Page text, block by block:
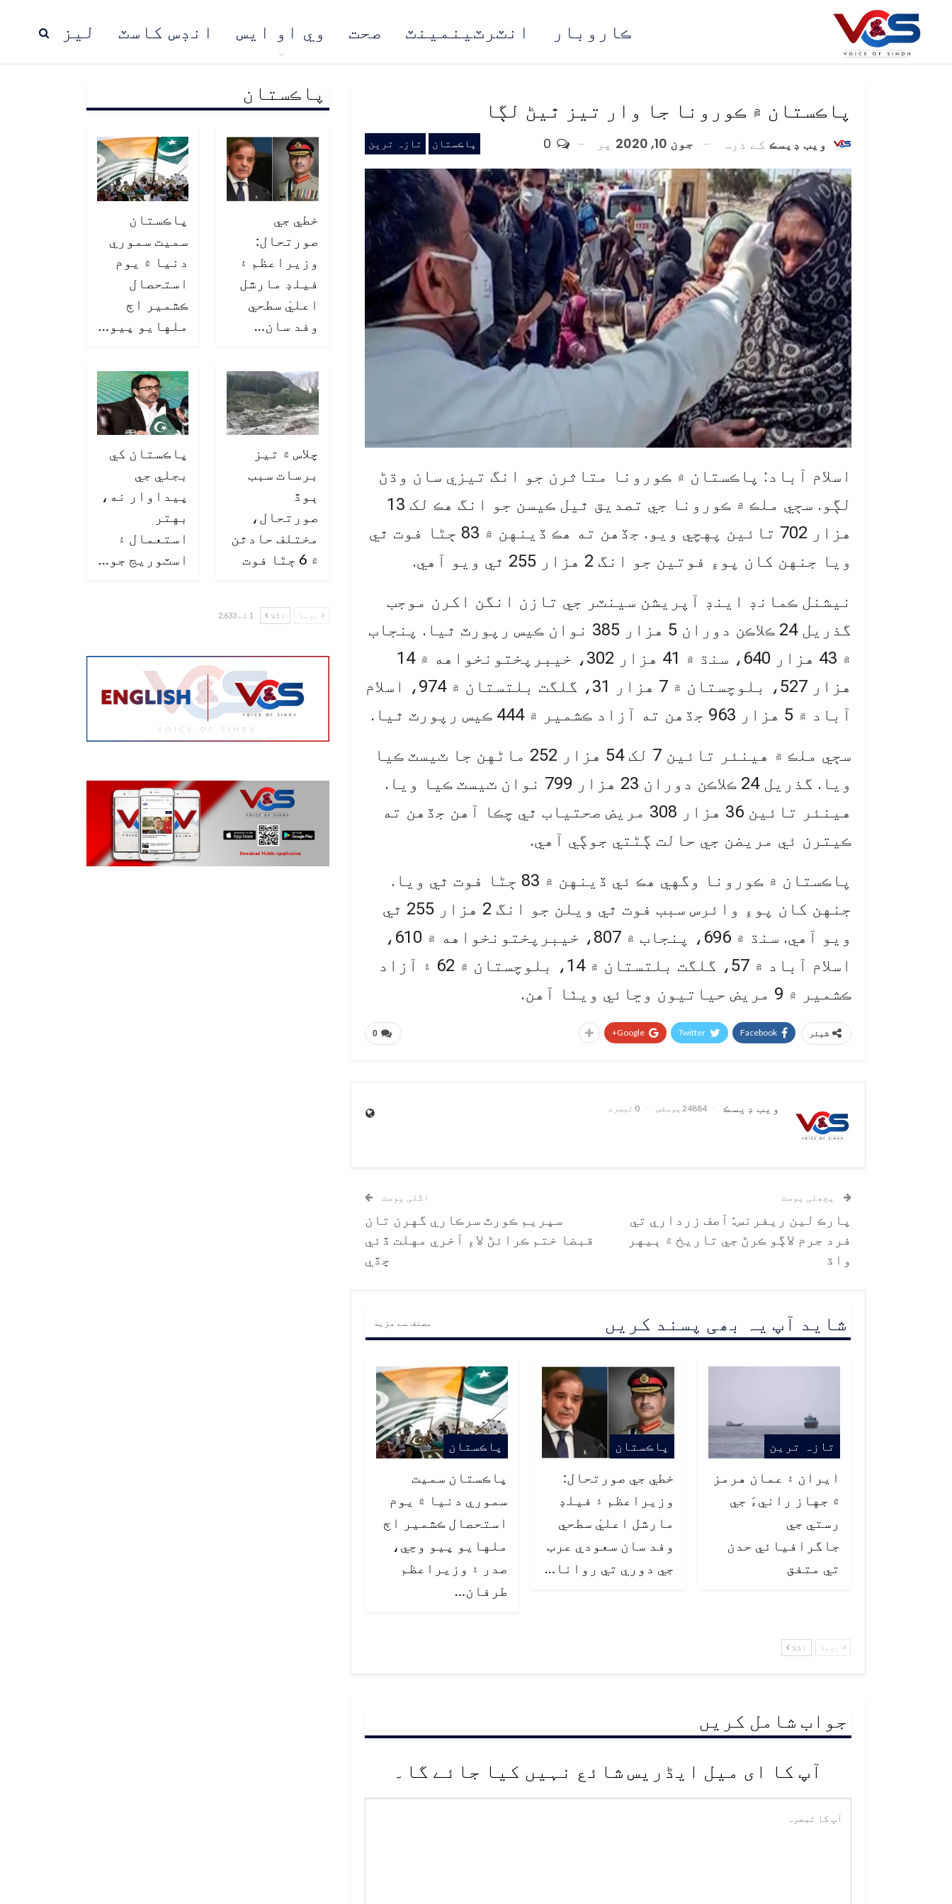
ليز انڊس کاسٽ وي او ايس صحت انٽرٽينمينٽ ڪاروبار
پاڪستان مُنڍ
پاڪستان ۾ ڪورونا جا وار تيز ٿيڻ لڳا
پاڪستان تازہ ترین ويب ڊيسڪ کے ذریعہ جون 10, 2020 پر
اسلام آباد: پاڪستان ۾ ڪورونا متاثرن جو انگ تيزي سان وڌڻ
لڳو. سڄي ملڪ ۾ ڪورونا جي تصديق ٿيل ڪيسن جو انگ هڪ لک 13
هزار 702 تائين پهچي ويو. جڏهن ته هڪ ڏينهن ۾ 83 ڄڻا فوت ٿي
ويا جنهن کان پوءِ فوتين جو انگ 2 هزار 255 ٿي ويو آهي.
نيشنل ڪمانڊ اينڊ آپريشن سينٽر جي تازن انگن اکرن موجب
گذريل 24 ڪلاڪن دوران 5 هزار 385 نوان ڪيس رپورٽ ٿيا. پنجاب
۾ 43 هزار 640، سنڌ ۾ 41 هزار 302، خيبرپختونخواهه ۾ 14
هزار 527، بلوچستان ۾ 7 هزار 31، گلگت بلتستان ۾ 974، اسلام
آباد ۾ 5 هزار 963 جڏهن ته آزاد ڪشمير ۾ 444 ڪيس رپورٽ ٿيا.
سڄي ملڪ ۾ هينئر تائين 7 لک 54 هزار 252 ماڻهن جا ٽيسٽ ڪيا
ويا. گذريل 24 ڪلاڪن دوران 23 هزار 799 نوان ٽيسٽ ڪيا ويا.
هينئر تائين 36 هزار 308 مريض صحتياب ٿي چڪا آهن جڏهن ته
ڪيترن ئي مريضن جي حالت ڳڻتي جوڳي آهي.
پاڪستان ۾ ڪورونا وگهي هڪ ئي ڏينهن ۾ 83 ڄڻا فوت ٿي ويا.
جنهن کان پوءِ وائرس سبب فوت ٿي ويلن جو انگ 2 هزار 255 ٿي
ويو آهي. سنڌ ۾ 696، پنجاب ۾ 807، خيبرپختونخواهه ۾ 610،
اسلام آباد ۾ 57، گلگت بلتستان ۾ 14، بلوچستان ۾ 62 ۽ آزاد
ڪشمير ۾ 9 مريض حياتيون وڃائي ويٺا آهن.
0 شیئر Facebook
Twitter
Google+
ويب ڊيسڪ 24884 پوسٹس 0 تبصرے
پچھلی پوسٹ
پارڪ لين ريفرنس: آصف زرداري تي
فرد جرم لاڳو ڪرڻ جي تاريخ ۾ ٻيهر
واڌ
اگلی پوسٹ
سپريم ڪورٽ سرڪاري گهرن تان
قبضا ختم ڪرائڻ لاءِ آخري مهلت ڏئي
ڇڏي
شاید آپ یہ بھی پسند کریں مصنف سے مزید
تازہ ترین
ايران ۽ عمان هرمز
۾ جهاز رانيءَ جي
رستي جي
جاگرافيائي حدن
تي متفق
پاڪستان
خطي جي صورتحال:
وزيراعظم ۽ فيلڊ
مارشل اعليٰ سطحي
وفد سان سعودي عرب
جي دوري تي روانا…
پاڪستان
پاڪستان سميت
سموري دنيا ۾ يوم
استحصال ڪشمير اڄ
ملهايو پيو وڃي،
صدر ۽ وزيراعظم
طرفان…
پچھلا اگلا
جواب شامل کریں
آپ کا ای میل ایڈریس شائع نہیں کیا جائے گا۔
پاڪستان
خطي جي
صورتحال:
وزيراعظم ۽
فيلڊ مارشل
اعليٰ سطحي
وفد سان…
پاڪستان
سميت سموري
دنيا ۾ يوم
استحصال
ڪشمير اڄ
ملهايو پيو…
چلاس ۾ تيز
برسات سبب
ٻوڏ
صورتحال،
مختلف حادثن
۾ 6 ڄڻا فوت
پاڪستان کي
بجلي جي
پيداوار نه،
بهتر
استعمال ۽
اسٽوريج جو…
پچھلا اگلا 1 کے 2,633